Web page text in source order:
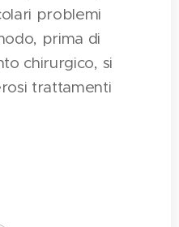
problemi
prima di
chirurgico, si
trattamenti